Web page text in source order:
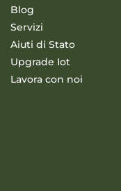
Blog
Servizi
Aiuti di Stato
Upgrade Iot
Lavora con noi